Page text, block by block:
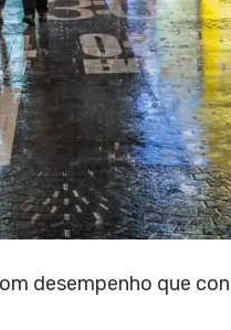
desempenho que